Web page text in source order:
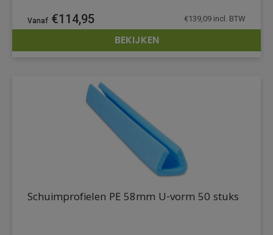
DETAILS
€114,95 €139,09 incl. BTW
BEKIJKEN
Schuimprofielen PE 58mm U-vorm 50 stuks